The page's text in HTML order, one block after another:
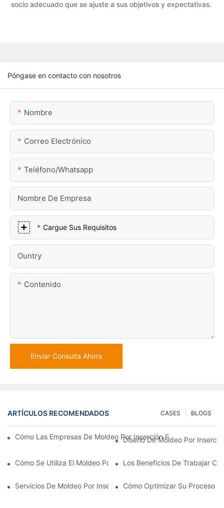
socio adecuado que se ajuste a sus objetivos y expectativas.
Póngase en contacto con nosotros
Nombre
Correo Electrónico
Teléfono/whatsapp
Nombre De Empresa
Cargue Sus Requisitos
Ountry
Contenido
Enviar Consulta Ahora
ARTÍCULOS RECOMENDADOS BLOGS
CASES
Cómo Las Empresas De Moldeo Por Inserción Pueden
Diseño De Moldeo Por
Cómo Se Utiliza El Moldeo Por Inserción De Plástico Para
Los Beneficios De Trabajar
Servicios De Moldeo Por Inserción: Por Qué Es La Mejor
Cómo Optimizar Su Proceso